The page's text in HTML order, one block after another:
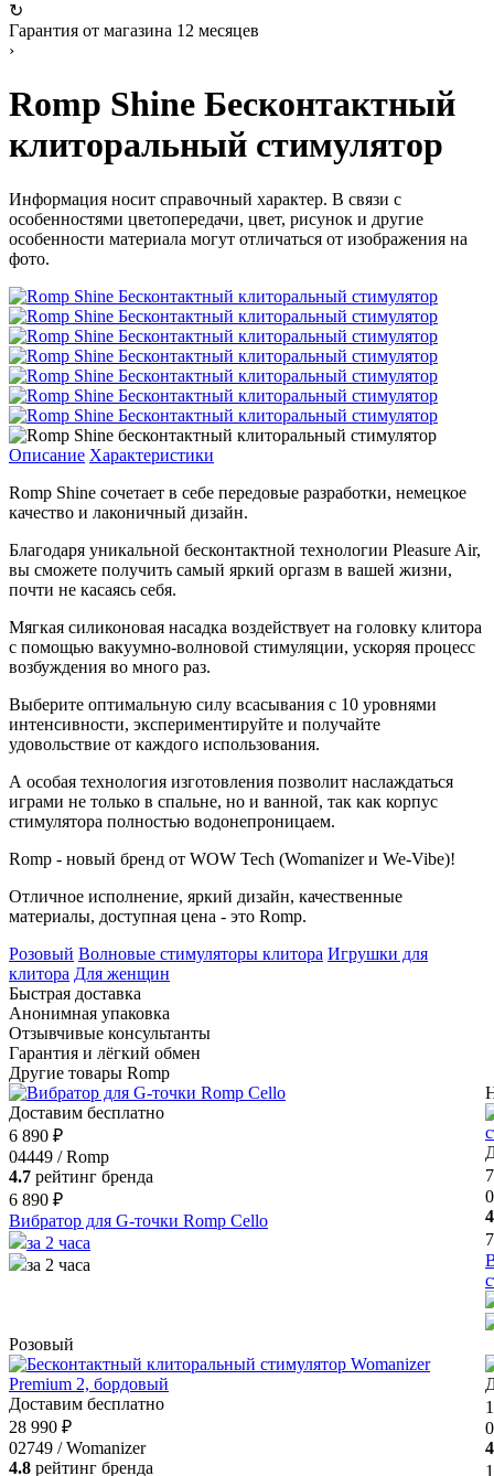
↻
Гарантия от магазина 12 месяцев
›
Romp Shine Бесконтактный
клиторальный стимулятор
Информация носит справочный характер. В связи с
особенностями цветопередачи, цвет, рисунок и другие
особенности материала могут отличаться от изображения на
фото.
Описание Характеристики
Romp Shine сочетает в себе передовые разработки, немецкое
качество и лаконичный дизайн.
Благодаря уникальной бесконтактной технологии Pleasure Air,
вы сможете получить самый яркий оргазм в вашей жизни,
почти не касаясь себя.
Мягкая силиконовая насадка воздействует на головку клитора
с помощью вакуумно-волновой стимуляции, ускоряя процесс
возбуждения во много раз.
Выберите оптимальную силу всасывания с 10 уровнями
интенсивности, экспериментируйте и получайте
удовольствие от каждого использования.
А особая технология изготовления позволит наслаждаться
играми не только в спальне, но и ванной, так как корпус
стимулятора полностью водонепроницаем.
Romp - новый бренд от WOW Tech (Womanizer и We-Vibe)!
Отличное исполнение, яркий дизайн, качественные
материалы, доступная цена - это Romp.
Розовый Волновые стимуляторы клитора Игрушки для
клитора Для женщин
Быстрая доставка
Анонимная упаковка
Отзывчивые консультанты
Гарантия и лёгкий обмен
Другие товары Romp
Доставим бесплатно
6 890 ₽
04449 / Romp
4.7 рейтинг бренда
6 890 ₽
Вибратор для G-точки Romp Cello
за 2 часа
за 2 часа
Розовый
Доставим бесплатно
28 990 ₽
02749 / Womanizer
4.8 рейтинг бренда